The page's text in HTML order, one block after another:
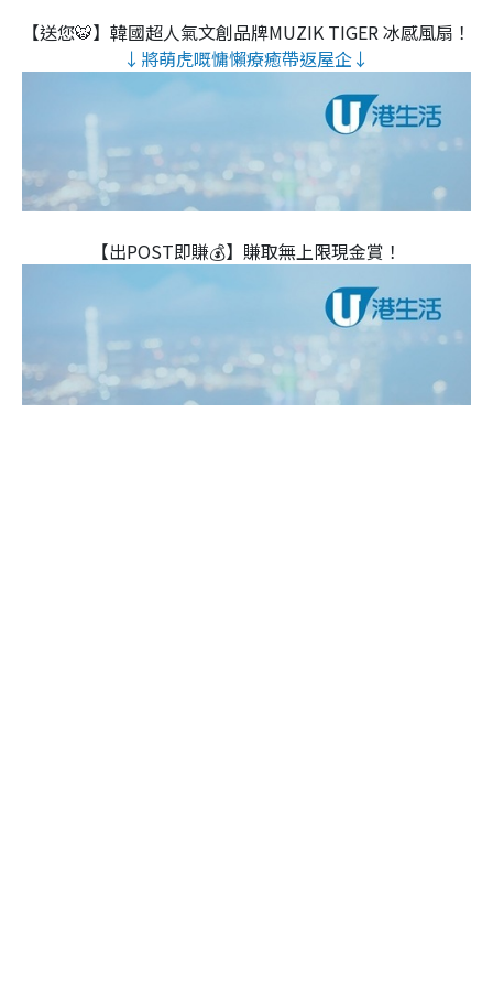
【送您🐯】韓國超人氣文創品牌MUZIK TIGER 冰感風扇！
↓將萌虎嘅慵懶療癒帶返屋企↓
【出POST即賺💰】賺取無上限現金賞！